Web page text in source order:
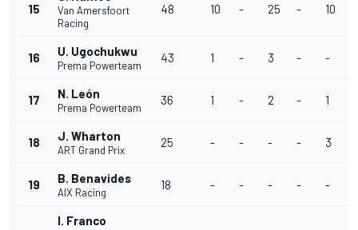
15
Van Amersfoort
Racing
48 10 - 25 - 10
16 U. Ugochukwu
Prema Powerteam
43 1 - 3 - -
17 N. León
Prema Powerteam
36 1 - 2 - 1
18 J. Wharton
ART Grand Prix
25 - - - - 3
19 B. Benavides
AIX Racing
18 - - - - -
I. Franco